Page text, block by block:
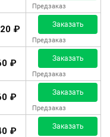
Предзаказ
₽
Заказать
Предзаказ
₽
Заказать
Предзаказ
₽
Заказать
Предзаказ
₽
Заказать